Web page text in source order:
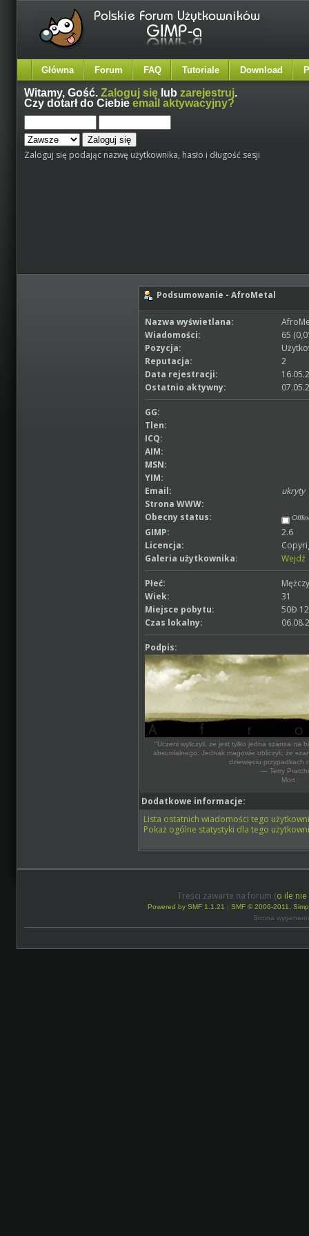
Główna Forum FAQ Tutoriale Download
Witamy, Gość. Zaloguj się lub zarejestruj.
Czy dotarł do Ciebie email aktywacyjny?
Zaloguj się podając nazwę użytkownika, hasło i długość sesji
Podsumowanie - AfroMetal
Nazwa wyświetlana:
Wiadomości:
65
Pozycja:
Reputacja:
2
Data rejestracji:
Ostatnio aktywny:
GG:
Tlen:
ICQ:
AIM:
MSN:
YIM:
Email:
ukryty
Strona WWW:
Obecny status:
GIMP:
2.6
Licencja:
Galeria użytkownika:
Wejdź
Płeć:
Wiek:
31
Miejsce pobytu:
50Đ
Czas lokalny:
Podpis:
"Uczeni wyliczyli, że jest tylko jedna szansa na
absurdalnego. Jednak magowie obliczyli, że
dziewięciu przypadkach
— Terry
Mort
Dodatkowe informacje:
Lista ostatnich wiadomości tego
Pokaż ogólne statystyki dla tego
Treści zawarte na forum (o ile
Powered by SMF 1.1.21 | SMF © 2006-2011,
Strona